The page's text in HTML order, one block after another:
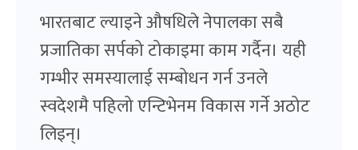
भारतबाट ल्याइने औषधिले नेपालका सबै
प्रजातिका सर्पको टोकाइमा काम गर्दैन। यही
गम्भीर समस्यालाई सम्बोधन गर्न उनले
स्वदेशमै पहिलो एन्टिभेनम विकास गर्ने अठोट
लिइन्।